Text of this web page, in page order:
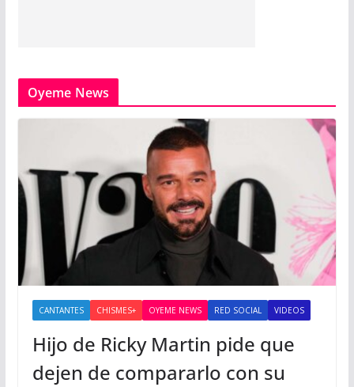
Oyeme News
CANTANTES CHISMES+ OYEME NEWS RED SOCIAL VIDEOS
Hijo de Ricky Martin pide que
dejen de compararlo con su